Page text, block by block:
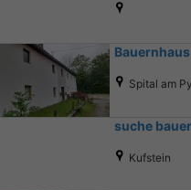
Spital am
suche
Kufstein